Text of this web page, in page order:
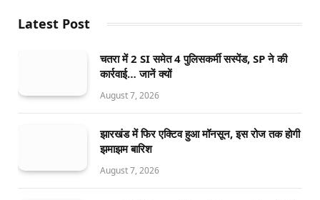
Latest Post
चतरा में 2 SI समेत 4 पुलिसकर्मी सस्पेंड, SP ने की
कार्रवाई… जानें क्यों
August 7, 2026
झारखंड में फिर एक्टिव हुआ मॉनसून, इस रोज तक होगी
झमाझम बारिश
August 7, 2026